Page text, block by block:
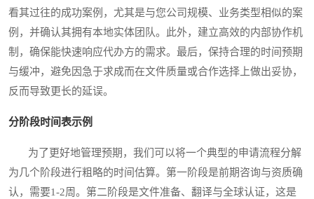
看其过往的成功案例，尤其是与您公司规模、业务类型相似的案
例，并确认其拥有本地实体团队。此外，建立高效的内部协作机
制，确保能快速响应代办方的需求。最后，保持合理的时间预期
与缓冲，避免因急于求成而在文件质量或合作选择上做出妥协，
反而导致更长的延误。
分阶段时间表示例
为了更好地管理预期，我们可以将一个典型的申请流程分解
为几个阶段进行粗略的时间估算。第一阶段是前期咨询与资质确
认，需要1-2周。第二阶段是文件准备、翻译与全球认证，这是